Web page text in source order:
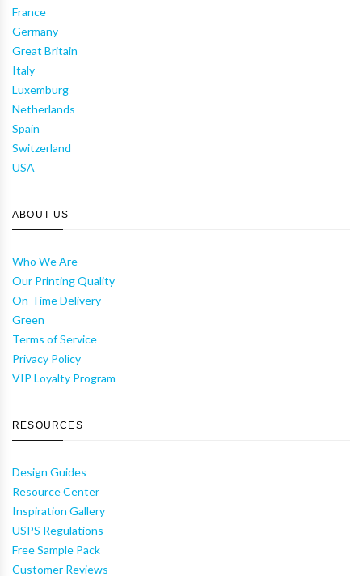
France
Germany
Great Britain
Italy
Luxemburg
Netherlands
Spain
Switzerland
USA
ABOUT US
Who We Are
Our Printing Quality
On-Time Delivery
Green
Terms of Service
Privacy Policy
VIP Loyalty Program
RESOURCES
Design Guides
Resource Center
Inspiration Gallery
USPS Regulations
Free Sample Pack
Customer Reviews